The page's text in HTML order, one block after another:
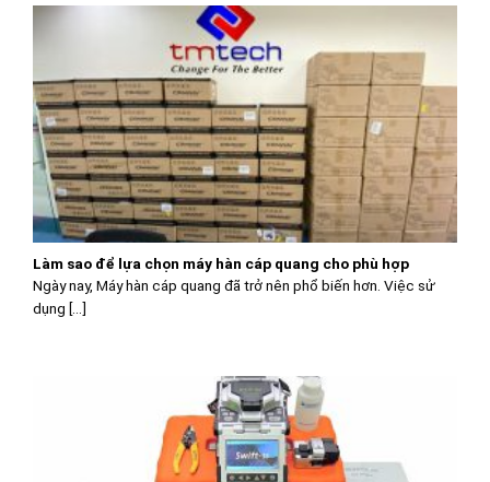
Làm sao để lựa chọn máy hàn cáp quang cho phù hợp
Ngày nay, Máy hàn cáp quang đã trở nên phổ biến hơn. Việc sử
dụng [...]